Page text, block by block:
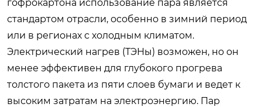
гофрокартона использование пара является
стандартом отрасли, особенно в зимний период
или в регионах с холодным климатом.
Электрический нагрев (ТЭНы) возможен, но он
менее эффективен для глубокого прогрева
толстого пакета из пяти слоев бумаги и ведет к
высоким затратам на электроэнергию. Пар